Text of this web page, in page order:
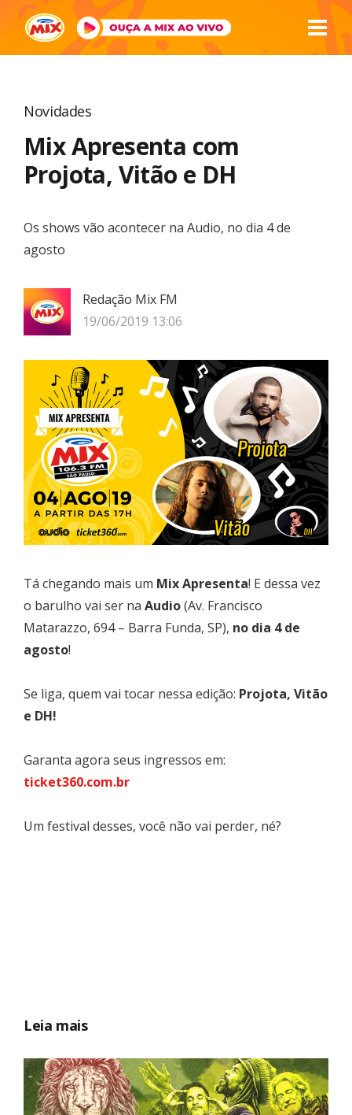
Novidades
Mix Apresenta com
Projota, Vitão e DH
Os shows vão acontecer na Audio, no dia 4 de
agosto
Redação Mix FM
19/06/2019 13:06
Tá chegando mais um Mix Apresenta! E dessa vez
o barulho vai ser na Audio(Av. Francisco
Matarazzo, 694 – Barra Funda, SP), no dia 4 de
agosto!
Se liga, quem vai tocar nessa edição: Projota, Vitão
e DH!
Garanta agora seus ingressos em:
ticket360.com.br
Um festival desses, você não vai perder, né?
Leia mais